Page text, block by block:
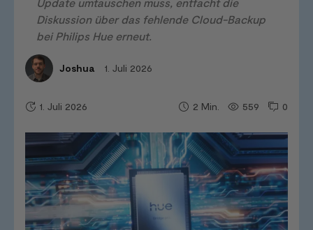
Diskussion über das fehlende Cloud-Backup
bei Philips Hue erneut.
Joshua 1. Juli 2026
0
559
2 Min.
1. Juli 2026